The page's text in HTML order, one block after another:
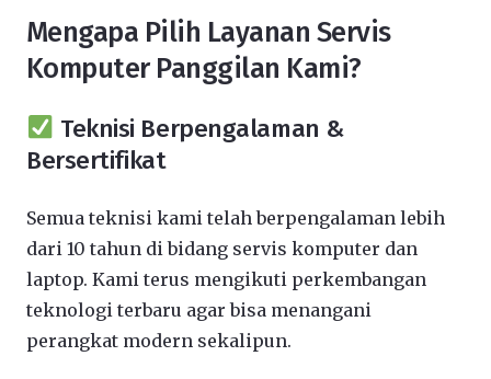
Mengapa Pilih Layanan Servis
Komputer Panggilan Kami?
Teknisi Berpengalaman &
Bersertifikat
Semua teknisi kami telah berpengalaman lebih
dari 10 tahun di bidang servis komputer dan
laptop. Kami terus mengikuti perkembangan
teknologi terbaru agar bisa menangani
perangkat modern sekalipun.